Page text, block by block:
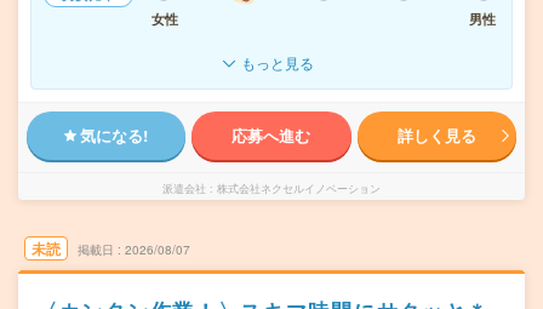
女性
男性
もっと見る
気になる! 応募へ進む 詳しく見る
派遣会社 株式会社ネクセルイノベーション
未読 掲載日 2026/08/07